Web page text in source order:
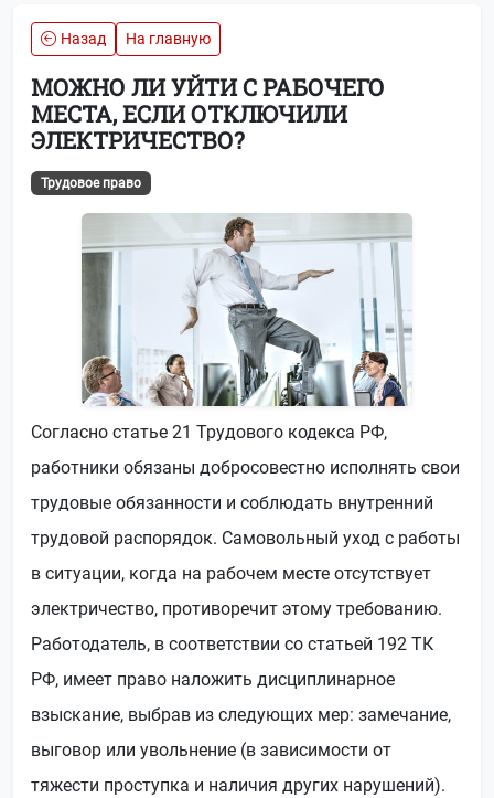
Назад На главную
МОЖНО ЛИ УЙТИ С РАБОЧЕГО
МЕСТА, ЕСЛИ ОТКЛЮЧИЛИ
ЭЛЕКТРИЧЕСТВО?
Трудовое право
Согласно статье 21 Трудового кодекса РФ,
работники обязаны добросовестно исполнять свои
трудовые обязанности и соблюдать внутренний
трудовой распорядок. Самовольный уход с работы
в ситуации, когда на рабочем месте отсутствует
электричество, противоречит этому требованию.
Работодатель, в соответствии со статьей 192 ТК
РФ, имеет право наложить дисциплинарное
взыскание, выбрав из следующих мер: замечание,
выговор или увольнение (в зависимости от
тяжести проступка и наличия других нарушений).